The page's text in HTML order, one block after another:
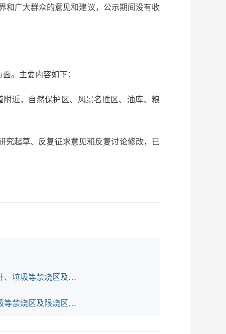
和广大群众的意见和建议，公示期间没有收
。主要内容如下：
近，自然保护区、风景名胜区、油库、粮
究起草、反复征求意见和反复讨论修改，已
【音频解读】新晃侗族自治县农业农村局解读关于制定《新晃侗族自治县人民政府关于划定秸秆、落叶、垃圾等禁烧区及限烧区的通告（试行）》
图解：新晃侗族自治县农业农村局解读关于制定《新晃侗族自治县人民政府关于划定秸秆、落叶、垃圾等禁烧区及限烧区的通告（试行）》